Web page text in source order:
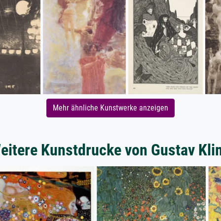
Mehr ähnliche Kunstwerke anzeigen
Kunstdrucke von Gustav